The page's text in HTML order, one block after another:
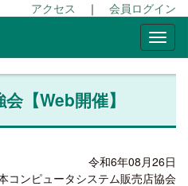
アクセス ｜ 会員ログイン
【Web開催】
令和6年08月26日
コンピュータシステム販売店協会